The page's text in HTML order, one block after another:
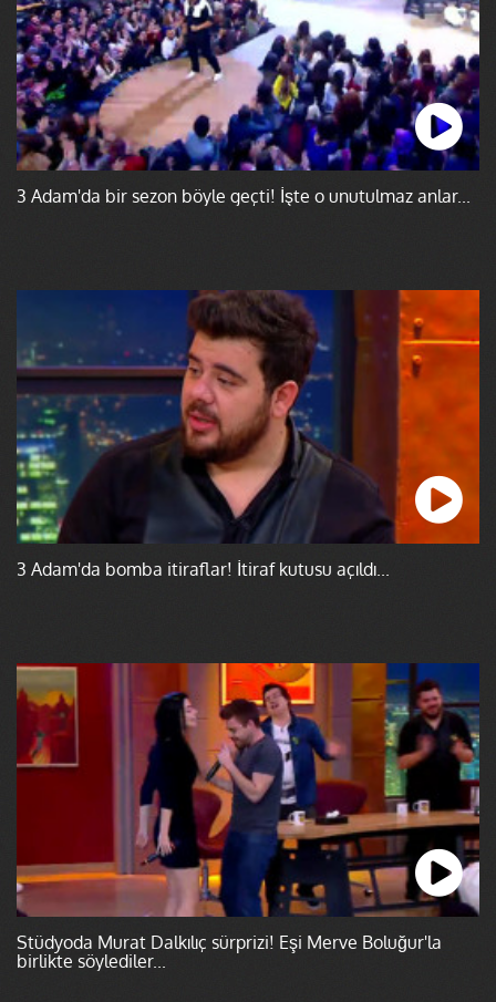
3 Adam'da bir sezon böyle geçti! İşte o unutulmaz anlar...
3 Adam'da bomba itiraflar! İtiraf kutusu açıldı...
Stüdyoda Murat Dalkılıç sürprizi! Eşi Merve Boluğur'la
birlikte söylediler...